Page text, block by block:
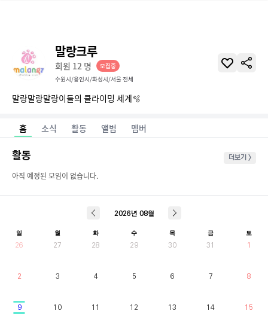
말랑크루
회원 12 명
모집중
수원시/용인시/화성시/서울 전체
말랑말랑말랑이들의 클라이밍 세계🫧
홈 소식 활동 앨범 멤버
활동 더보기 >
아직 예정된 모임이 없습니다.
2026년 08월
일 월 화 수 목 금 토
26 27 28 29 30 31 1
2 3 4 5 6 7 8
9 10 11 12 13 14 15